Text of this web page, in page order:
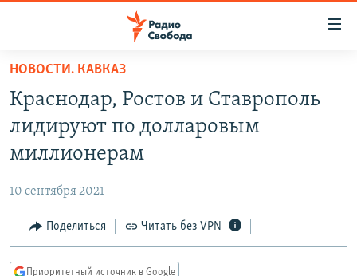
упрощенного
доступа
основному
Вернутся
ПОДКАСТЫ
АВТОРСКИЕ ПРОЕКТЫ
МНЕНИЯ
КУЛЬТУРА
НОВОСТИ. КАВКАЗ
Краснодар, Ростов и Ставрополь
лидируют по долларовым
миллионерам
10 сентября 2021
Поделиться Читать без VPN
Приоритетный источник в Google